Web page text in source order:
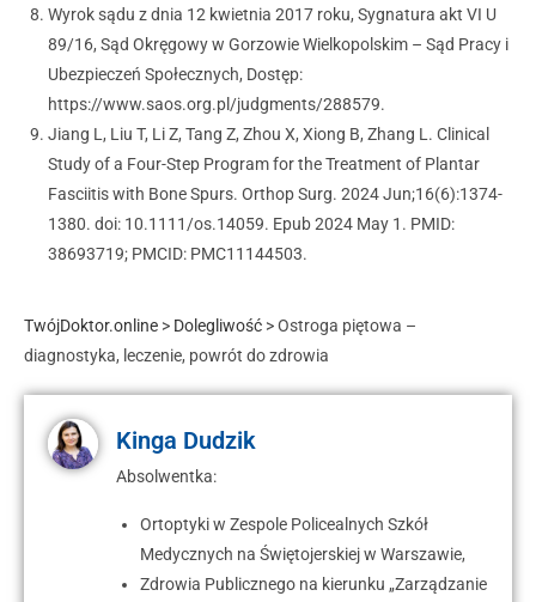
Wyrok sądu z dnia 12 kwietnia 2017 roku, Sygnatura akt VI U
89/16, Sąd Okręgowy w Gorzowie Wielkopolskim – Sąd Pracy i
Ubezpieczeń Społecznych, Dostęp:
https://www.saos.org.pl/judgments/288579.
Jiang L, Liu T, Li Z, Tang Z, Zhou X, Xiong B, Zhang L. Clinical
Study of a Four-Step Program for the Treatment of Plantar
Fasciitis with Bone Spurs. Orthop Surg. 2024 Jun;16(6):1374-
1380. doi: 10.1111/os.14059. Epub 2024 May 1. PMID:
38693719; PMCID: PMC11144503.
TwójDoktor.online > Dolegliwość >Ostroga piętowa –
diagnostyka, leczenie, powrót do zdrowia
Kinga Dudzik
Absolwentka:
Ortoptyki w Zespole Policealnych Szkół
Medycznych na Świętojerskiej w Warszawie,
Zdrowia Publicznego na kierunku „Zarządzanie